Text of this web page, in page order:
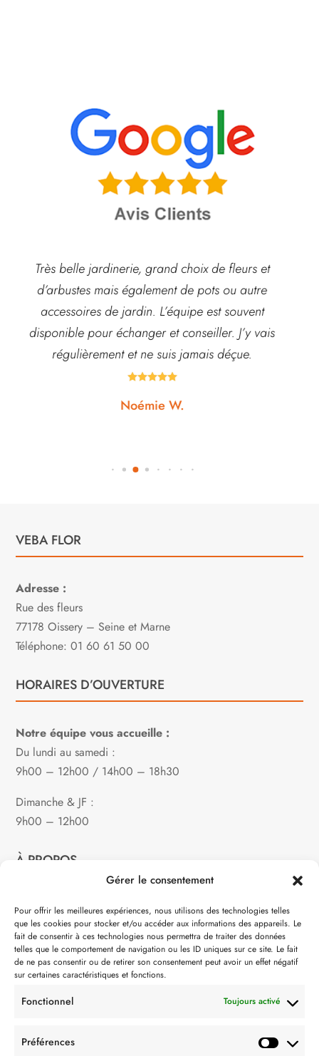
Gérer le consentement
Pour offrir les meilleures expériences, nous utilisons des technologies telles
que les cookies pour stocker et/ou accéder aux informations des appareils. Le
fait de consentir à ces technologies nous permettra de traiter des données
telles que le comportement de navigation ou les ID uniques sur ce site. Le fait
de ne pas consentir ou de retirer son consentement peut avoir un effet négatif
sur certaines caractéristiques et fonctions.
Fonctionnel Toujours activé
Préférences
Très belle jardinerie, grand choix de fleurs et
d’arbustes mais également de pots ou autre
accessoires de jardin. L’équipe est souvent
disponible pour échanger et conseiller. J’y vais
régulièrement et ne suis jamais déçue.

Noémie W.
VEBA FLOR
Adresse :
Rue des fleurs
77178 Oissery – Seine et Marne
Téléphone: 01 60 61 50 00
HORAIRES D’OUVERTURE
Notre équipe vous accueille :
Du lundi au samedi :
9h00 – 12h00 / 14h00 – 18h30
Dimanche & JF :
9h00 – 12h00
À PROPOS
Notre philosophie
Contact
Partenaire de: